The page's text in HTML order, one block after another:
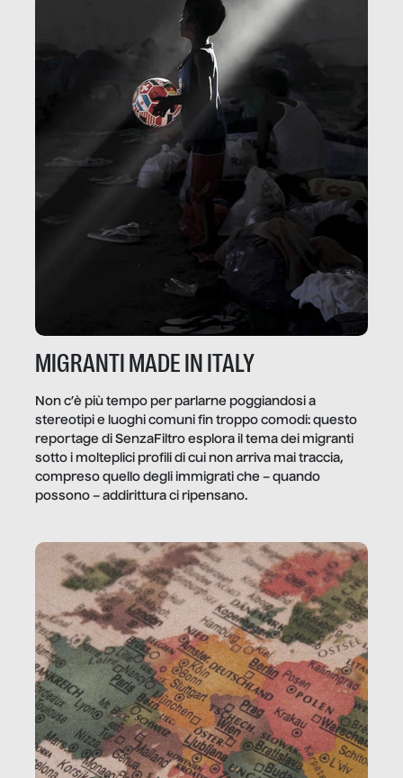
MIGRANTI MADE IN ITALY
Non c’è più tempo per parlarne poggiandosi a
stereotipi e luoghi comuni fin troppo comodi: questo
reportage di SenzaFiltro esplora il tema dei migranti
sotto i molteplici profili di cui non arriva mai traccia,
compreso quello degli immigrati che – quando
possono – addirittura ci ripensano.